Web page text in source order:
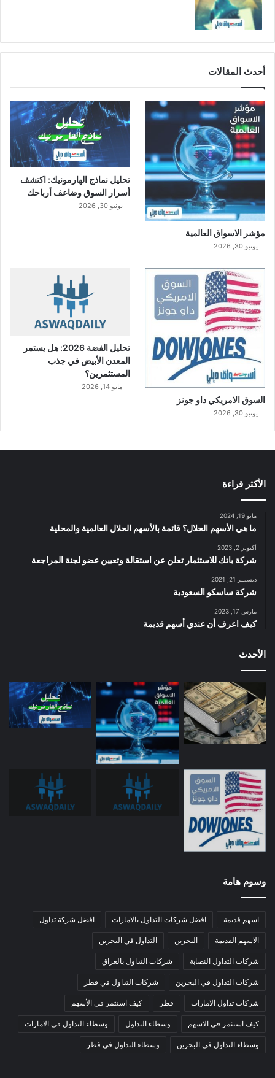
أحدث المقالات
مؤشر الاسواق العالمية
يونيو 30, 2026
تحليل نماذج الهارمونيك: اكتشف
أسرار السوق وضاعف أرباحك
يونيو 30, 2026
السوق الامريكي داو جونز
يونيو 30, 2026
تحليل الفضة 2026: هل يستمر
المعدن الأبيض في جذب
المستثمرين؟
مايو 14, 2026
الأكثر قراءة
مايو 19, 2024
ما هي الأسهم الحلال؟ قائمة بالأسهم الحلال العالمية والمحلية
أكتوبر 2, 2023
شركة باتك للاستثمار تعلن عن استقالة وتعيين عضو لجنة المراجعة
ديسمبر 21, 2021
شركة ساسكو السعودية
مارس 17, 2023
كيف اعرف أن عندي أسهم قديمة
الأحدث
وسوم هامة
اسهم قديمة افضل شركات التداول بالامارات افضل شركة تداول
الاسهم القديمة البحرين التداول في البحرين
شركات التداول النصابة شركات التداول بالعراق
شركات التداول في البحرين شركات التداول في قطر
شركات تداول الامارات قطر كيف استثمر في الأسهم
كيف استثمر في الاسهم وسطاء التداول وسطاء التداول في الامارات
وسطاء التداول في البحرين وسطاء التداول في قطر